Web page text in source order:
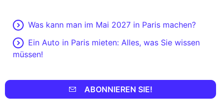
Was kann man im Mai 2027 in Paris machen?
Ein Auto in Paris mieten: Alles, was Sie wissen
müssen!
ABONNIEREN SIE!